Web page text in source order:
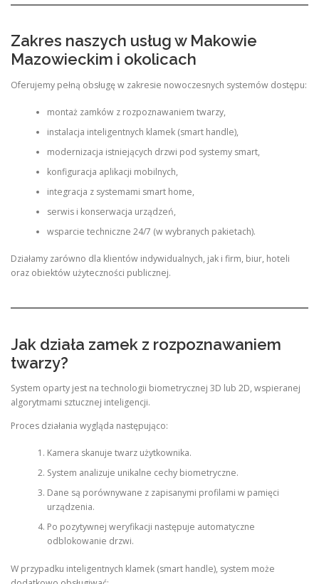
Zakres naszych usług w Makowie
Mazowieckim i okolicach
Oferujemy pełną obsługę w zakresie nowoczesnych systemów dostępu:
montaż zamków z rozpoznawaniem twarzy,
instalacja inteligentnych klamek (smart handle),
modernizacja istniejących drzwi pod systemy smart,
konfiguracja aplikacji mobilnych,
integracja z systemami smart home,
serwis i konserwacja urządzeń,
wsparcie techniczne 24/7 (w wybranych pakietach).
Działamy zarówno dla klientów indywidualnych, jak i firm, biur, hoteli
oraz obiektów użyteczności publicznej.
Jak działa zamek z rozpoznawaniem
twarzy?
System oparty jest na technologii biometrycznej 3D lub 2D, wspieranej
algorytmami sztucznej inteligencji.
Proces działania wygląda następująco:
Kamera skanuje twarz użytkownika.
System analizuje unikalne cechy biometryczne.
Dane są porównywane z zapisanymi profilami w pamięci
urządzenia.
Po pozytywnej weryfikacji następuje automatyczne
odblokowanie drzwi.
W przypadku inteligentnych klamek (smart handle), system może